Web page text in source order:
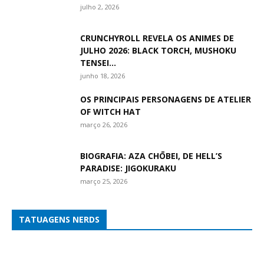
julho 2, 2026
CRUNCHYROLL REVELA OS ANIMES DE
JULHO 2026: BLACK TORCH, MUSHOKU
TENSEI...
junho 18, 2026
OS PRINCIPAIS PERSONAGENS DE ATELIER
OF WITCH HAT
março 26, 2026
BIOGRAFIA: AZA CHŌBEI, DE HELL’S
PARADISE: JIGOKURAKU
março 25, 2026
TATUAGENS NERDS